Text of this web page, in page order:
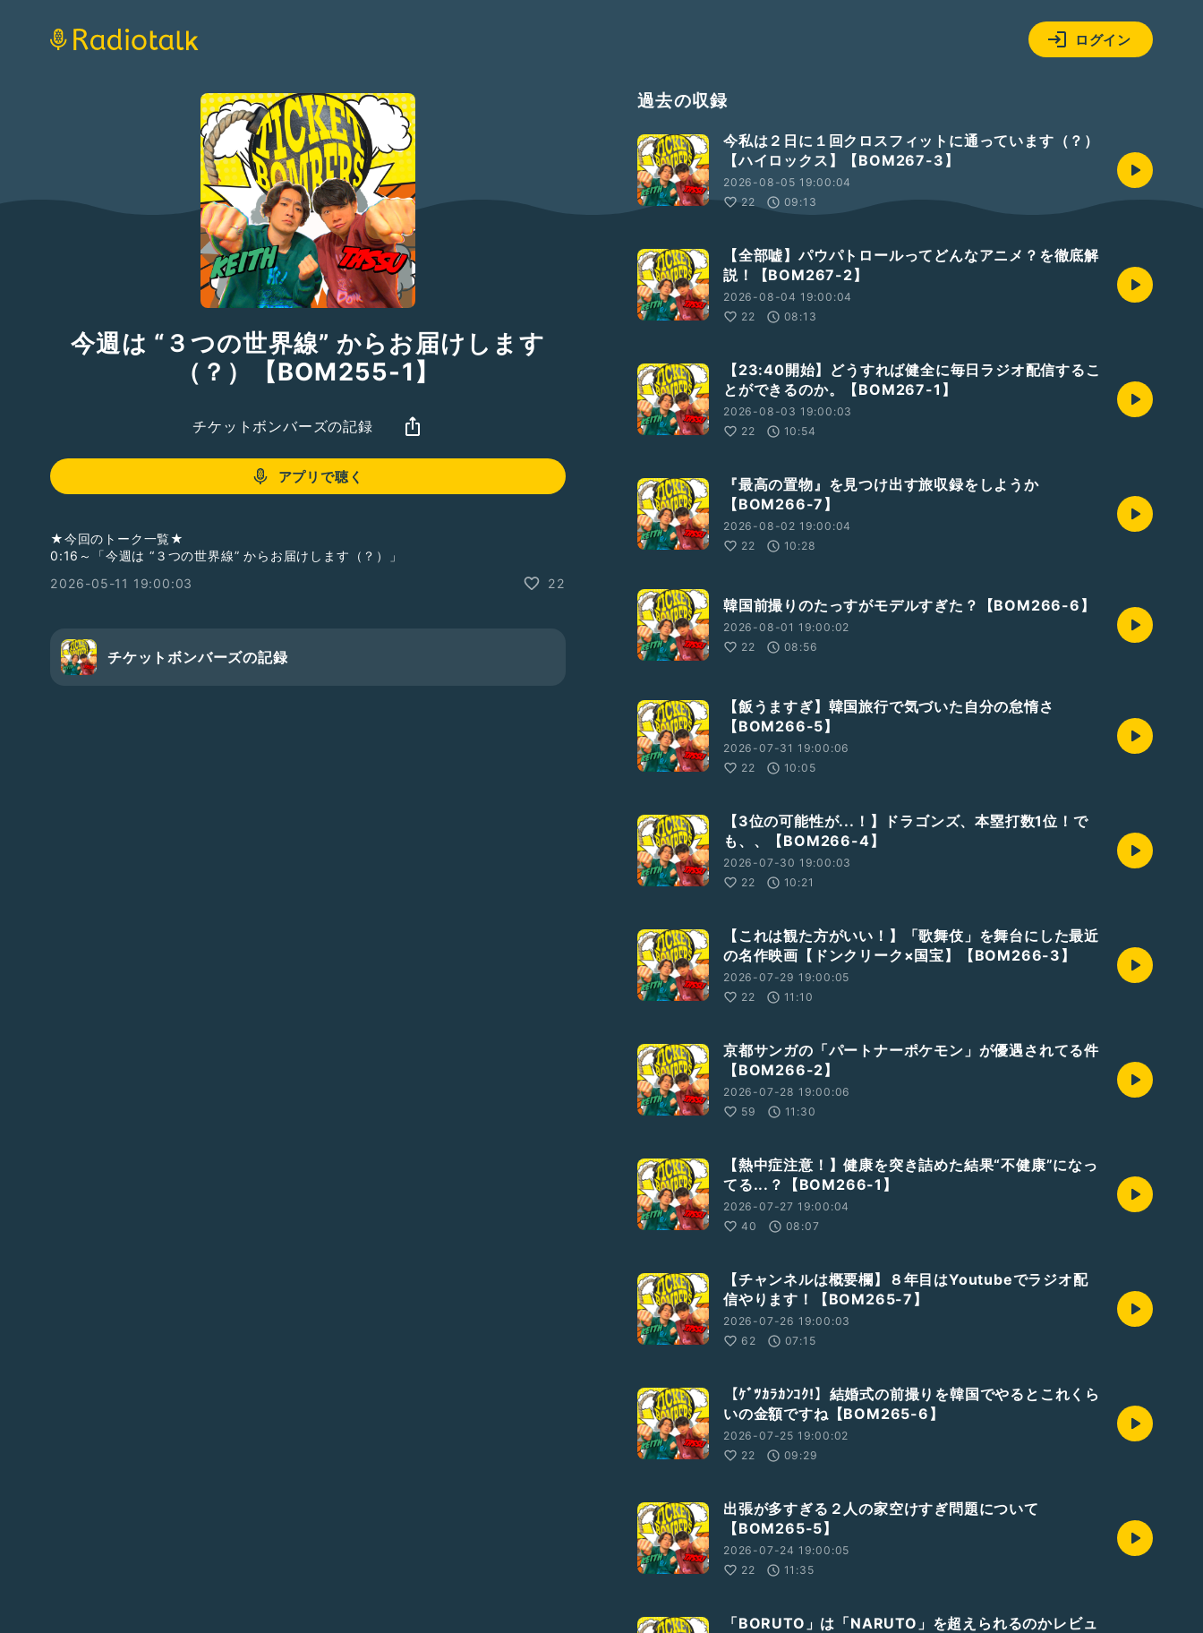
ログイン
今週は “３つの世界線” からお届けします
（？）【BOM255-1】
チケットボンバーズの記録
アプリで聴く
★今回のトーク一覧★
0:16～「今週は “３つの世界線” からお届けします（？）」
2026-05-11 19:00:03
22
チケットボンバーズの記録
過去の収録
今私は２日に１回クロスフィットに通っています（？）
【ハイロックス】【BOM267-3】
2026-08-05 19:00:04
22
09:13
【全部嘘】パウパトロールってどんなアニメ？を徹底解
説！【BOM267-2】
2026-08-04 19:00:04
22
08:13
【23:40開始】どうすれば健全に毎日ラジオ配信するこ
とができるのか。【BOM267-1】
2026-08-03 19:00:03
22
10:54
『最高の置物』を見つけ出す旅収録をしようか
【BOM266-7】
2026-08-02 19:00:04
22
10:28
韓国前撮りのたっすがモデルすぎた？【BOM266-6】
2026-08-01 19:00:02
22
08:56
【飯うますぎ】韓国旅行で気づいた自分の怠惰さ
【BOM266-5】
2026-07-31 19:00:06
22
10:05
【3位の可能性が...！】ドラゴンズ、本塁打数1位！で
も、、【BOM266-4】
2026-07-30 19:00:03
22
10:21
【これは観た方がいい！】「歌舞伎」を舞台にした最近
の名作映画【ドンクリーク×国宝】【BOM266-3】
2026-07-29 19:00:05
22
11:10
京都サンガの「パートナーポケモン」が優遇されてる件
【BOM266-2】
2026-07-28 19:00:06
59
11:30
【熱中症注意！】健康を突き詰めた結果“不健康”になっ
てる...？【BOM266-1】
2026-07-27 19:00:04
40
08:07
【チャンネルは概要欄】８年目はYoutubeでラジオ配
信やります！【BOM265-7】
2026-07-26 19:00:03
62
07:15
【ｹﾞﾂｶﾗｶﾝｺｸ!】結婚式の前撮りを韓国でやるとこれくら
いの金額ですね【BOM265-6】
2026-07-25 19:00:02
22
09:29
出張が多すぎる２人の家空けすぎ問題について
【BOM265-5】
2026-07-24 19:00:05
22
11:35
「BORUTO」は「NARUTO」を超えられるのかレビュ